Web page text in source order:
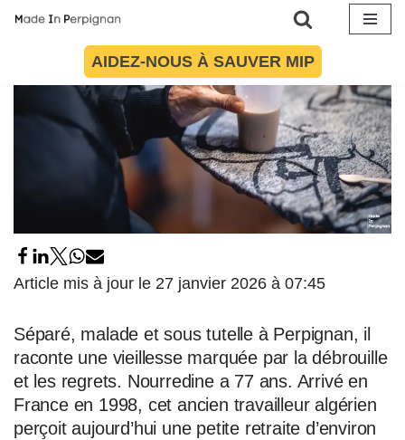
AIDEZ-NOUS À SAUVER MIP
Article mis à jour le 27 janvier 2026 à 07:45
Séparé, malade et sous tutelle à Perpignan, il
raconte une vieillesse marquée par la débrouille
et les regrets. Nourredine a 77 ans. Arrivé en
France en 1998, cet ancien travailleur algérien
perçoit aujourd’hui une petite retraite d’environ